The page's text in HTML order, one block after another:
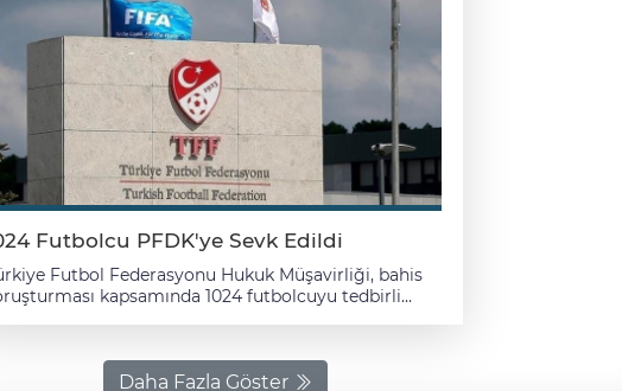
Futbolcu PFDK'ye Sevk Edildi
Futbol Federasyonu Hukuk Müşavirliği, bahis
kapsamında 1024 futbolcuyu tedbirli
27, Trendyol 1. Lig'den 77, Nesine 2. Lig'den 282,
3. Lig'den 629 futbolcu ile 9 profesyonel oyuncu
Daha Fazla Göster